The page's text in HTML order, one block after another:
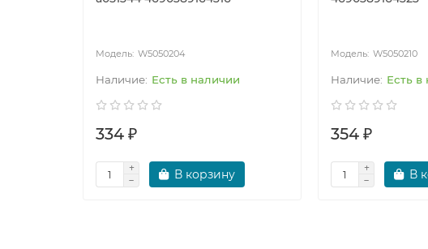
W5050204
Есть в наличии
334 ₽
В корзину
W5050210
Есть в
354 ₽
В